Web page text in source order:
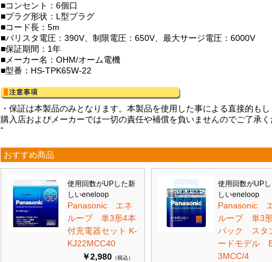
■コンセント：6個口
■プラグ形状：L型プラグ
■コード長：5m
■バリスタ電圧：390V、制限電圧：650V、最大サージ電圧：6000V
■保証期間：1年
■メーカー名：OHM/オーム電機
■型番：HS-TPK65W-22
・保証は本製品のみとなります。本製品を使用した事による直接的も
購入店およびメーカーでは一切の責任や補償を負いませんのでご了承く
“
おすすめ商品
使用回数がUPした新
しいeneloop
Panasonic エネ
ループ 単3形4本
付充電器セット K-
KJ22MCC40
￥2,980 （税込）
使用回数がUP
しいeneloop
Panasonic
ループ 単3
パック スタ
ードモデル
3MCC/4